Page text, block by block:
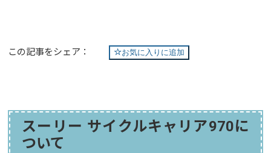
この記事をシェア： お気に入りに追加
スーリー サイクルキャリア970に
ついて